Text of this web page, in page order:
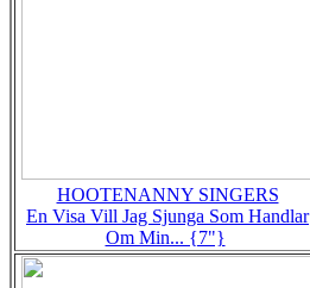
HOOTENANNY SINGERS
En Visa Vill Jag Sjunga Som Handlar
Om Min... {7"}